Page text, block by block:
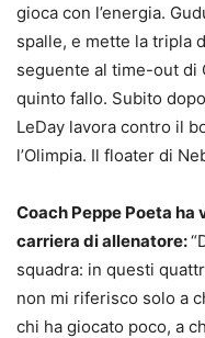
gioca con l’energia.
spalle, e mette la tripla
seguente al time-out di
quinto fallo. Subito
LeDay lavora contro il
l’Olimpia. Il floater di
Coach Peppe Poeta
carriera di allenatore:
squadra: in questi
non mi riferisco solo a
chi ha giocato poco, a